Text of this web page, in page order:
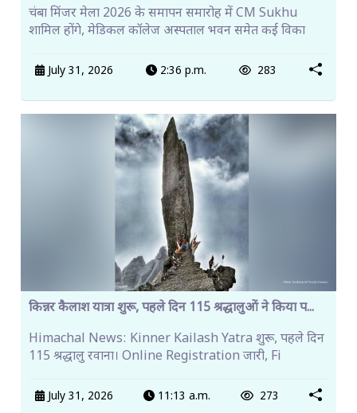
चंबा मिंजर मेला 2026 के समापन समारोह में CM Sukhu
शामिल होंगे, मेडिकल कॉलेज अस्पताल भवन समेत कई विका
July 31, 2026 2:36 p.m. 283
किन्नर कैलाश यात्रा शुरू, पहले दिन 115 श्रद्धालुओं ने किया प...
Himachal News: Kinner Kailash Yatra शुरू, पहले दिन
115 श्रद्धालु रवाना। Online Registration जारी, Fi
July 31, 2026 11:13 a.m. 273